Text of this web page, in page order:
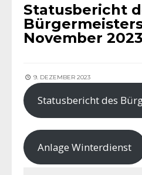
Statusbericht
November 2023
9. DEZEMBER 2023
Statusbericht des
Anlage Winterdienst